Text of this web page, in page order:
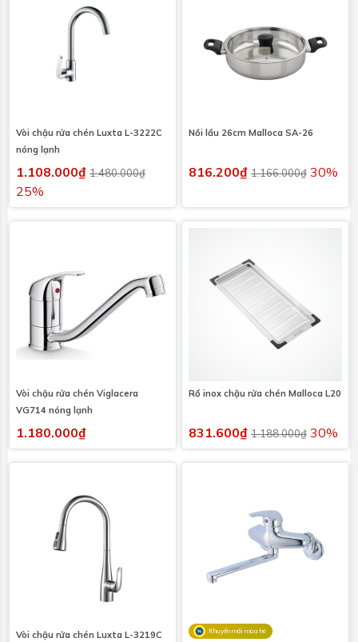
Vòi chậu rửa chén Luxta L-3222C
nóng lạnh
1.108.000₫ 1.480.000₫
25%
Nồi lẩu 26cm Malloca SA-26
816.200₫ 1.166.000₫ 30%
Vòi chậu rửa chén Viglacera
VG714 nóng lạnh
1.180.000₫
Rổ inox chậu rửa chén Malloca L20
831.600₫ 1.188.000₫ 30%
Vòi chậu rửa chén Luxta L-3219C
Khuyến mãi mùa hè